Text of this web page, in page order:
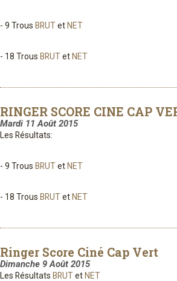
- 9 Trous BRUTetNET
- 18 Trous BRUTetNET
RINGER SCORE CINE CAP
Mardi 11 Août 2015
Les Résultats:
- 9 Trous BRUTetNET
- 18 Trous BRUTetNET
Ringer Score Ciné Cap Vert
Dimanche 9 Août 2015
Les Résultats BRUTetNET